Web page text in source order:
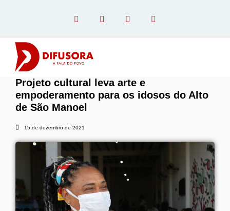
Projeto cultural leva arte e
empoderamento para os idosos do Alto
de São Manoel
15 de dezembro de 2021